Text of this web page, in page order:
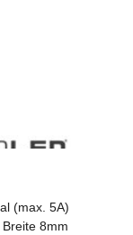
(max. 5A)
8mm